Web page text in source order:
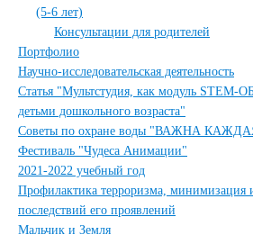
(5-6 лет)
Консультации для родителей
Портфолио
Научно-исследовательская деятельность
Статья "Мультстудия, как модуль
детьми дошкольного возраста"
Советы по охране воды "ВАЖНА
Фестиваль "Чудеса Анимации"
2021-2022 учебный год
Профилактика терроризма, минимизация
последствий его проявлений
Мальчик и Земля